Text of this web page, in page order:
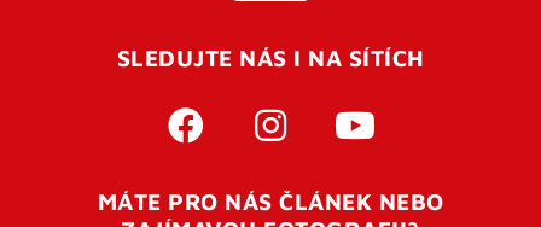
SLEDUJTE NÁS I NA SÍTÍCH
MÁTE PRO NÁS ČLÁNEK NEBO